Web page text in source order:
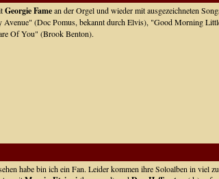
Georgie Famean der Orgel und wieder mit ausgezeichneten
Avenue" (Doc Pomus, bekannt durch Elvis), "Good Morning
Of You" (Brook Benton).
habe bin ich ein Fan. Leider kommen ihre Soloalben in viel